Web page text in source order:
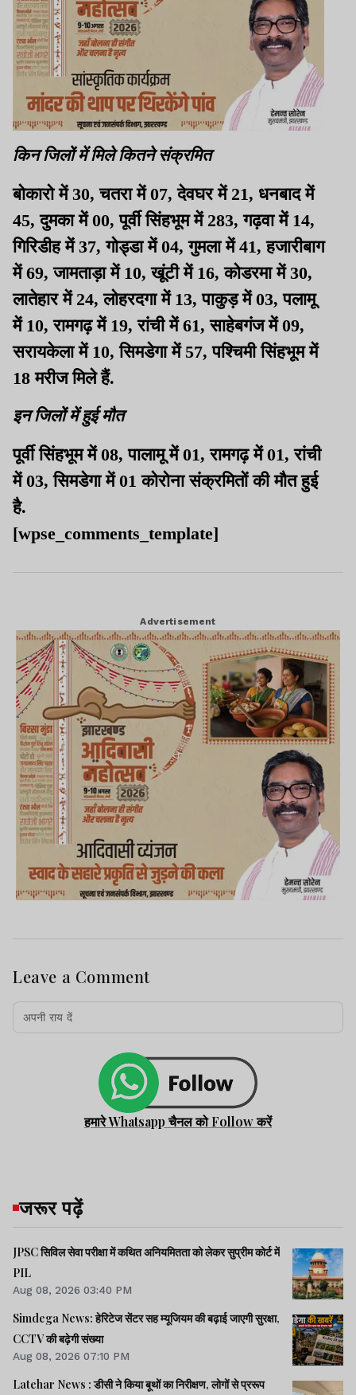
किन जिलों में मिले कितने संक्रमित
बोकारो में 30, चतरा में 07, देवघर में 21, धनबाद में
45, दुमका में 00, पूर्वी सिंहभूम में 283, गढ़वा में 14,
गिरिडीह में 37, गोड्डा में 04, गुमला में 41, हजारीबाग
में 69, जामताड़ा में 10, खूंटी में 16, कोडरमा में 30,
लातेहार में 24, लोहरदगा में 13, पाकुड़ में 03, पलामू
में 10, रामगढ़ में 19, रांची में 61, साहेबगंज में 09,
सरायकेला में 10, सिमडेगा में 57, पश्चिमी सिंहभूम में
18 मरीज मिले हैं.
इन जिलों में हुई मौत
पूर्वी सिंहभूम में 08, पालामू में 01, रामगढ़ में 01, रांची
में 03, सिमडेगा में 01 कोरोना संक्रमितों की मौत हुई
है.
[wpse_comments_template]
Advertisement
Leave a Comment
हमारे Whatsapp चैनल को Follow करें
जरूर पढ़ें
JPSC सिविल सेवा परीक्षा में कथित अनियमितता को लेकर सुप्रीम कोर्ट में
PIL
Aug 08, 2026 03:40 PM
Simdega News: हेरिटेज सेंटर सह म्यूजियम की बढ़ाई जाएगी सुरक्षा,
CCTV की बढ़ेगी संख्या
Aug 08, 2026 07:10 PM
Latehar News : डीसी ने किया बूथों का निरीक्षण, लोगों से प्ररूप